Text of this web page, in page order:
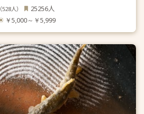
（528人） 25256人
￥5,000～￥5,999